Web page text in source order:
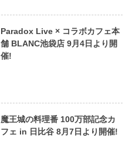
Paradox Live × コラボカフェ本
舗 BLANC池袋店 9月4日より開
催!
魔王城の料理番 100万部記念カ
フェ in 日比谷 8月7日より開催!